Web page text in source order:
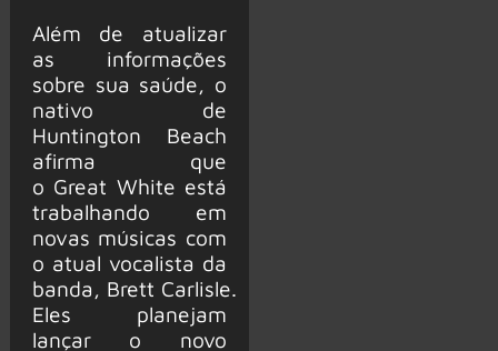
Além de atualizar
as informações
sobre sua saúde, o
nativo de
Huntington Beach
afirma que
o Great White está
trabalhando em
novas músicas com
o atual vocalista da
banda, Brett Carlisle.
Eles planejam
lançar o novo